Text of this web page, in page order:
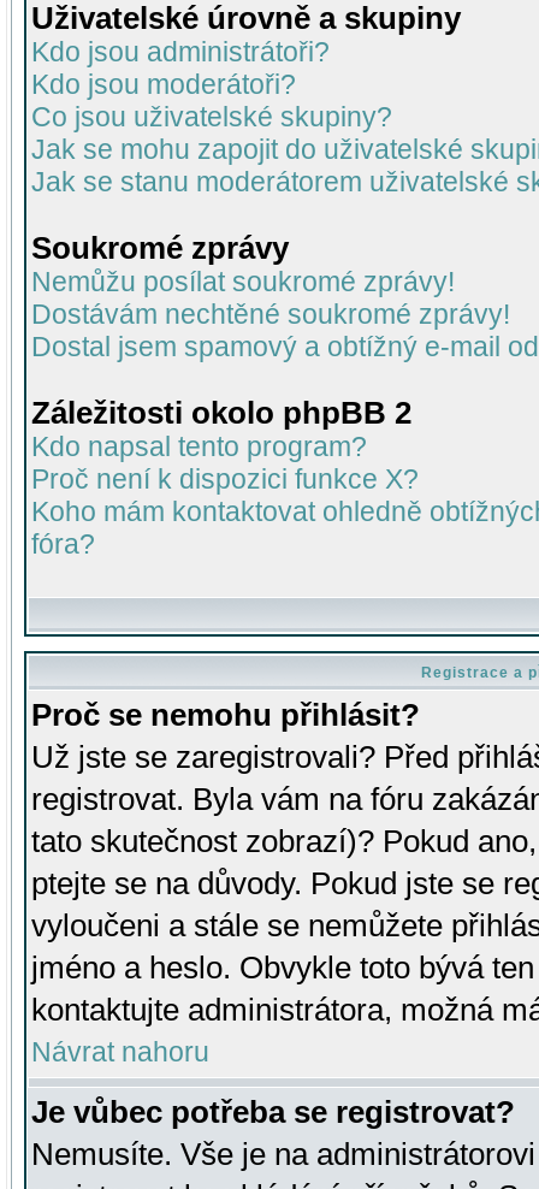
Uživatelské úrovně a skupiny
Kdo jsou administrátoři?
Kdo jsou moderátoři?
Co jsou uživatelské skupiny?
Jak se mohu zapojit do uživatelské
Jak se stanu moderátorem uživatelské
Soukromé zprávy
Nemůžu posílat soukromé zprávy!
Dostávám nechtěné soukromé zprávy!
Dostal jsem spamový a obtížný e-mail
Záležitosti okolo phpBB 2
Kdo napsal tento program?
Proč není k dispozici funkce X?
Koho mám kontaktovat ohledně
fóra?
Registrace a
Proč se nemohu přihlásit?
Už jste se zaregistrovali? Před
registrovat. Byla vám na fóru
tato skutečnost zobrazí)? Pokud
ptejte se na důvody. Pokud jste se
vyloučeni a stále se nemůžete
jméno a heslo. Obvykle toto bývá
kontaktujte administrátora, možná
Návrat nahoru
Je vůbec potřeba se registrovat?
Nemusíte. Vše je na